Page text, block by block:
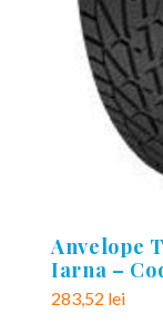
Anvelope
Iarna –
283,52 lei